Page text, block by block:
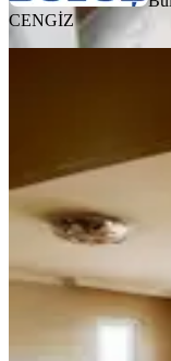
CENGİZ
SD GAYRİMENKUL